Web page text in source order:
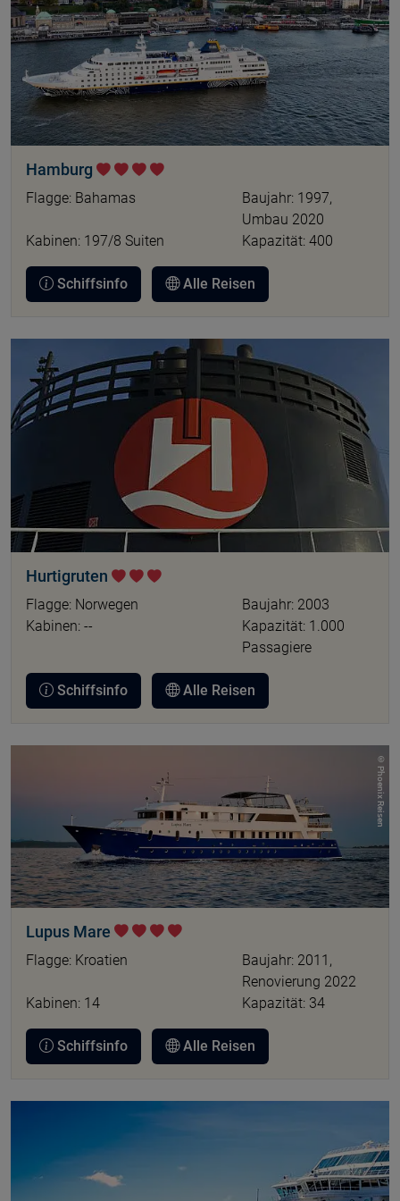
Hamburg
Flagge: Bahamas
Baujahr: 1997,
Umbau 2020
Kabinen: 197/8 Suiten
Kapazität: 400
Schiffsinfo Alle Reisen
Hurtigruten
Flagge: Norwegen
Baujahr: 2003
Kabinen: --
Kapazität: 1.000
Passagiere
Schiffsinfo Alle Reisen
© Phoenix Reisen
Lupus Mare
Flagge: Kroatien
Baujahr: 2011,
Renovierung 2022
Kabinen: 14
Kapazität: 34
Schiffsinfo Alle Reisen